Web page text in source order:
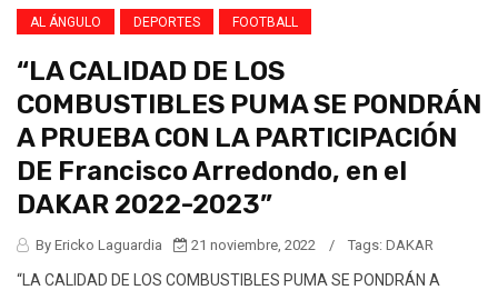
AL ÁNGULO DEPORTES FOOTBALL
“LA CALIDAD DE LOS
COMBUSTIBLES PUMA SE PONDRÁN
A PRUEBA CON LA PARTICIPACIÓN
DE Francisco Arredondo, en el
DAKAR 2022-2023”
By Ericko Laguardia 21 noviembre, 2022 / Tags: DAKAR
“LA CALIDAD DE LOS COMBUSTIBLES PUMA SE PONDRÁN A